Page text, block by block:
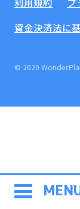
資金決済法に
© 2020